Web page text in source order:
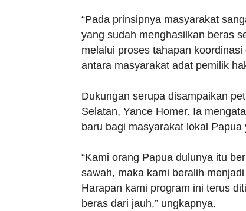
“Pada prinsipnya masyarakat
yang sudah menghasilkan beras
melalui proses tahapan
antara masyarakat adat pemilik
Dukungan serupa disampaikan
Selatan, Yance Homer. Ia
baru bagi masyarakat lokal
“Kami orang Papua dulunya itu
sawah, maka kami beralih
Harapan kami program ini terus
beras dari jauh,” ungkapnya.